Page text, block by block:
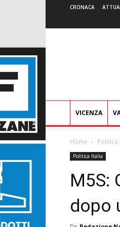
CRONACA
VICENZA
Home Politica
Politica Italia
M5S:
dopo